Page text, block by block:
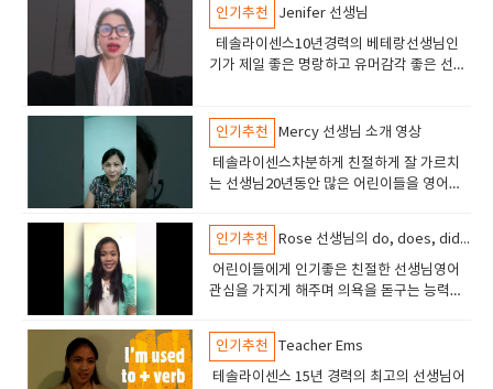
입니다토플스피킹 라이팅아이엘츠 스피킹
sat 수업오픽수업 실력이 아주 좋은 선생님
인기추천
Jenifer 선생님
테솔라이센스10년경력의 베테랑선생님인
기가 제일 좋은 명랑하고 유머감각 좋은 선생
인기추천
Mercy 선생님 소개 영상
테솔라이센스차분하게 친절하게 잘 가르치
는 선생님20년동안 많은 어린이들을 영어능
를 넣어주는 선생님최고 실력 최고 인성의 선
생님
인기추천
Rose 선생님의 do, does, did 차이점 강좌
어린이들에게 인기좋은 친절한 선생님영어
관심을 가지게 해주며 의욕을 돋구는 능력이
생님입니다.
인기추천
Teacher Ems
테솔라이센스 15년 경력의 최고의 선생님어